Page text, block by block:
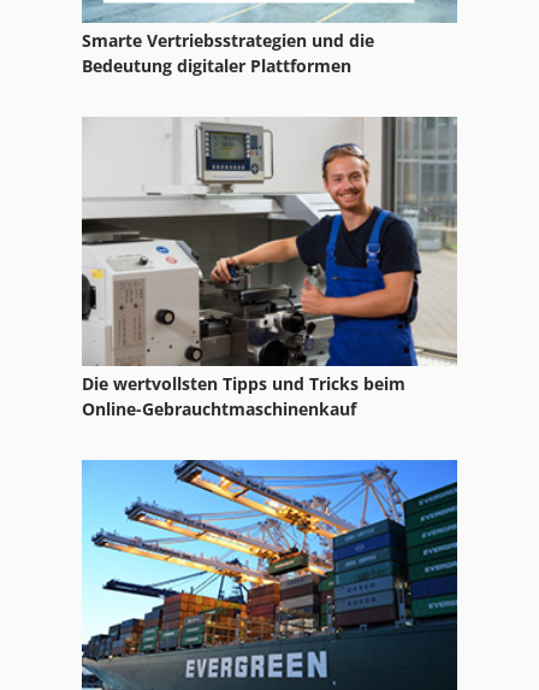
Smarte Vertriebsstrategien und die
Bedeutung digitaler Plattformen
Die wertvollsten Tipps und Tricks beim
Online-Gebrauchtmaschinenkauf